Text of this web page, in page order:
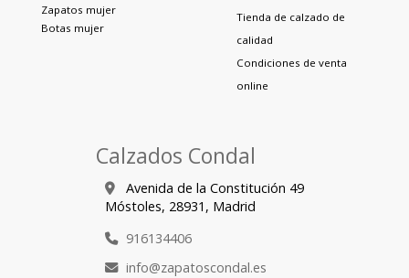
Zapatos mujer
Botas mujer
Tienda de calzado de
calidad
Condiciones de venta
online
Calzados Condal
Avenida de la Constitución 49
Móstoles, 28931, Madrid
916134406
info
zapatoscondal.es